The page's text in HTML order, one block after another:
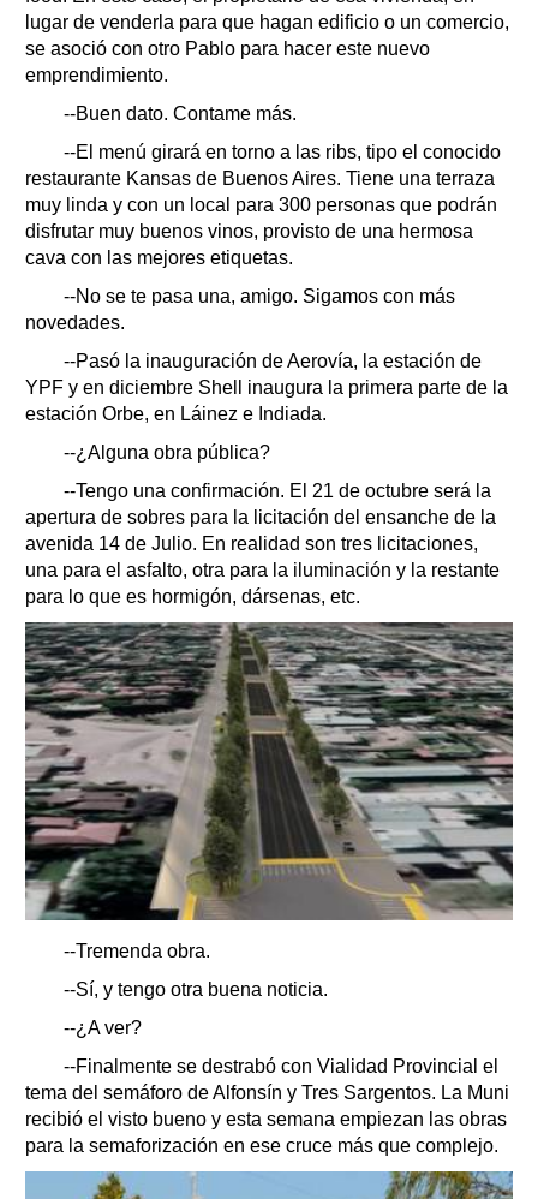
lugar de venderla para que hagan edificio o un comercio,
se asoció con otro Pablo para hacer este nuevo
emprendimiento.
--Buen dato. Contame más.
--El menú girará en torno a las ribs, tipo el conocido
restaurante Kansas de Buenos Aires. Tiene una terraza
muy linda y con un local para 300 personas que podrán
disfrutar muy buenos vinos, provisto de una hermosa
cava con las mejores etiquetas.
--No se te pasa una, amigo. Sigamos con más
novedades.
--Pasó la inauguración de Aerovía, la estación de
YPF y en diciembre Shell inaugura la primera parte de la
estación Orbe, en Láinez e Indiada.
--¿Alguna obra pública?
--Tengo una confirmación. El 21 de octubre será la
apertura de sobres para la licitación del ensanche de la
avenida 14 de Julio. En realidad son tres licitaciones,
una para el asfalto, otra para la iluminación y la restante
para lo que es hormigón, dársenas, etc.
--Tremenda obra.
--Sí, y tengo otra buena noticia.
--¿A ver?
--Finalmente se destrabó con Vialidad Provincial el
tema del semáforo de Alfonsín y Tres Sargentos. La Muni
recibió el visto bueno y esta semana empiezan las obras
para la semaforización en ese cruce más que complejo.